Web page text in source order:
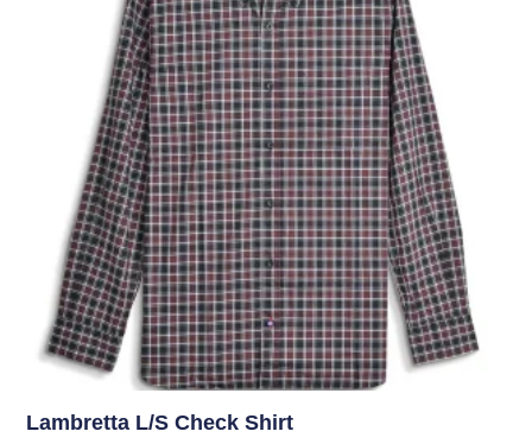
Lambretta L/S Check Shirt